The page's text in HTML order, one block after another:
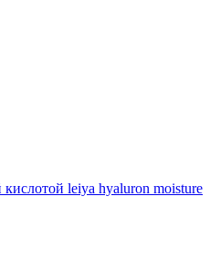
leiya hyaluron moisture